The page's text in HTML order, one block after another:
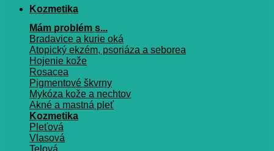
Kozmetika
Mám problém s...
Bradavice a kurie oká
Atopický ekzém, psoriáza a seborea
Hojenie kože
Rosacea
Pigmentové škvrny
Mykóza kože a nechtov
Akné a mastná pleť
Kozmetika
Pleťová
Vlasová
Telová